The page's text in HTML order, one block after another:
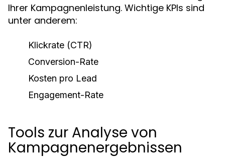
Ihrer Kampagnenleistung. Wichtige KPIs sind
unter anderem:
Klickrate (CTR)
Conversion-Rate
Kosten pro Lead
Engagement-Rate
Tools zur Analyse von
Kampagnenergebnissen